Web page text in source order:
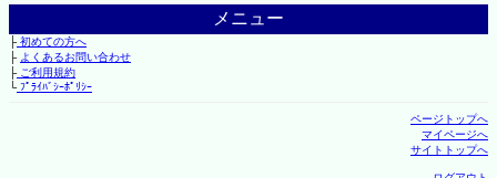
メニュー
├初めての方へ
├ よくあるお問い合わせ
├ご利用規約
└ﾌﾟﾗｲﾊﾞｼｰﾎﾟﾘｼｰ
ページトップへ
マイページへ
サイトトップへ